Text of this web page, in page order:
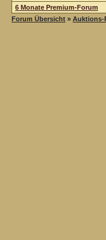
6 Monate Premium-Forum
Forum Übersicht » Auktions-